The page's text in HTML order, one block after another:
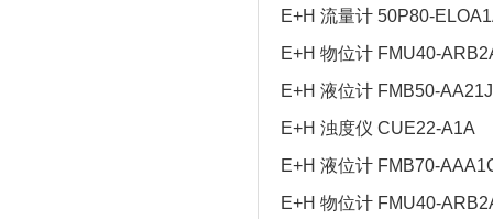
E+H 流量计 50P80-
E+H 物位计 FMU40-
E+H 液位计 FMB50-
E+H 浊度仪 CUE22-A1A
E+H 液位计 FMB70-
E+H 物位计 FMU40-